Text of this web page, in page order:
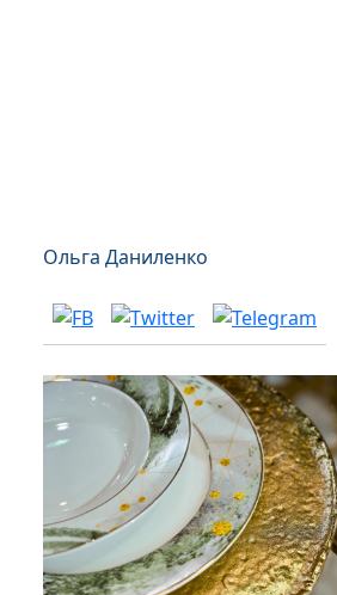
Ольга Даниленко